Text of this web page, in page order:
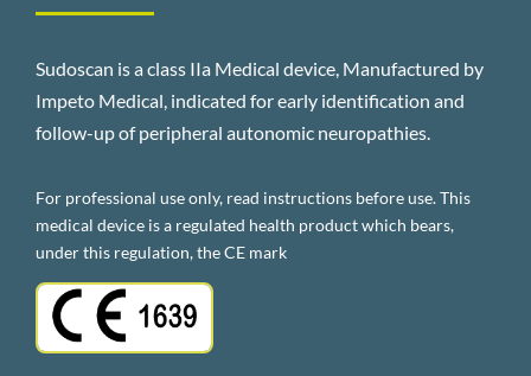
Sudoscan is a class IIa Medical device, Manufactured by
Impeto Medical, indicated for early identification and
follow-up of peripheral autonomic neuropathies.
For professional use only, read instructions before use. This
medical device is a regulated health product which bears,
under this regulation, the CE mark